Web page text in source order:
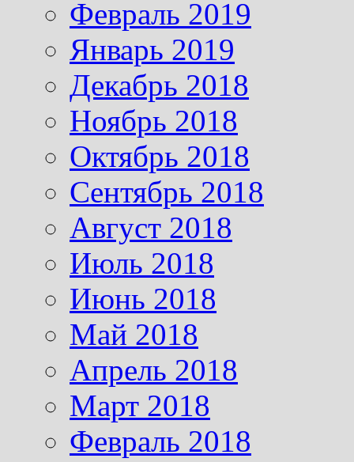
Февраль 2019
Январь 2019
Декабрь 2018
Ноябрь 2018
Октябрь 2018
Сентябрь 2018
Август 2018
Июль 2018
Июнь 2018
Май 2018
Апрель 2018
Март 2018
Февраль 2018